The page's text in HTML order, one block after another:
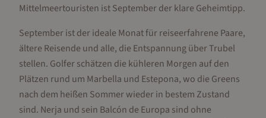
Mittelmeertouristen ist September der klare Geheimtipp.
September ist der ideale Monat für reiseerfahrene Paare,
ältere Reisende und alle, die Entspannung über Trubel
stellen. Golfer schätzen die kühleren Morgen auf den
Plätzen rund um Marbella und Estepona, wo die Greens
nach dem heißen Sommer wieder in bestem Zustand
sind. Nerja und sein Balcón de Europa sind ohne